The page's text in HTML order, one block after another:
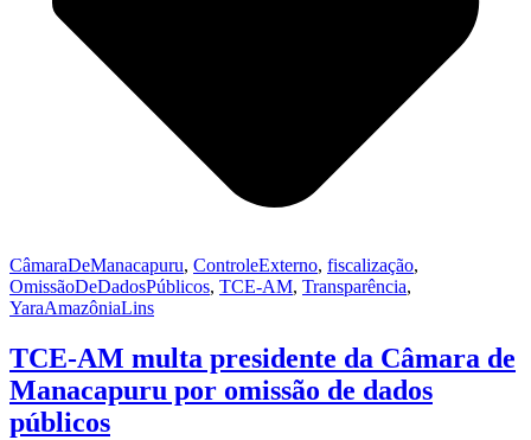
CâmaraDeManacapuru, ControleExterno, fiscalização,
OmissãoDeDadosPúblicos, TCE-AM, Transparência,
YaraAmazôniaLins
TCE-AM multa presidente da Câmara de
Manacapuru por omissão de dados
públicos